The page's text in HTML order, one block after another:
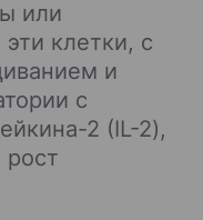
или
клетки, с
и
с
2 (IL-2),